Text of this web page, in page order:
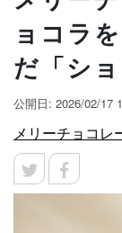
ョコラ
だ「シ
公開日: 2026/02/17
メリーチョコレ